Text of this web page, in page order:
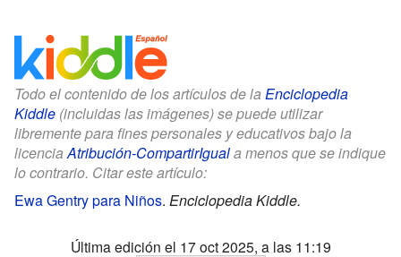
Todo el contenido de los artículos de la Enciclopedia
Kiddle (incluidas las imágenes) se puede utilizar
libremente para fines personales y educativos bajo la
licenciaAtribución-CompartirIguala menos que se indique
lo contrario. Citar este artículo:
Ewa Gentry para Niños. Enciclopedia Kiddle.
Última edición el 17 oct 2025, a las 11:19